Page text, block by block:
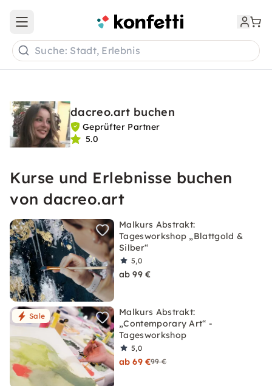
Open main menu
Suche: Stadt, Erlebnis
dacreo.art buchen
Geprüfter Partner
5.0
Kurse und Erlebnisse buchen
von dacreo.art
Malkurs Abstrakt:
Tagesworkshop „Blattgold &
Silber“
5,0
ab 99 €
Sale
Malkurs Abstrakt:
„Contemporary Art“ -
Tagesworkshop
5,0
ab 69 €99 €